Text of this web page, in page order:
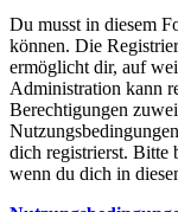
Du musst in diesem
können. Die
ermöglicht dir, auf
Administration kann
Berechtigungen
dich registrierst. Bitte
wenn du dich in